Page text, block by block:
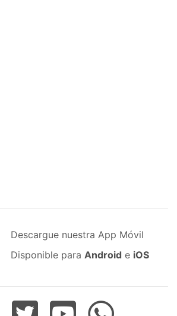
Descargue nuestra App Móvil
Disponible para Android e iOS